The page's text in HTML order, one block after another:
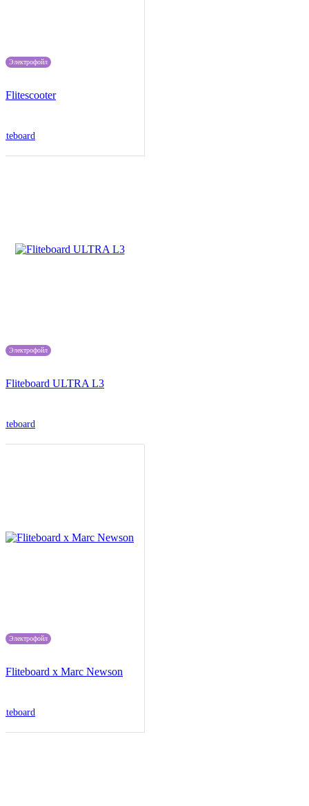
Электрофойл
Flitescooter
Электрофойл
Fliteboard ULTRA L3
Электрофойл
Fliteboard х Marc Newson